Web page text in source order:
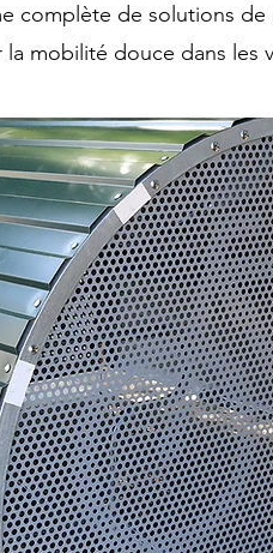
complète de solutions
la mobilité douce dans les